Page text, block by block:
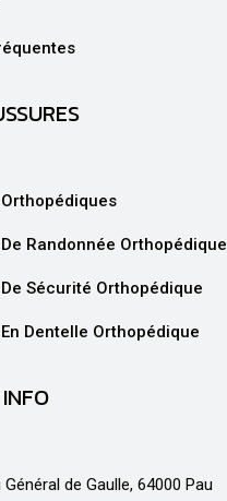
Randonnée Orthopédique
Sécurité Orthopédique
Dentelle Orthopédique
Général de Gaulle, 64000 Pau